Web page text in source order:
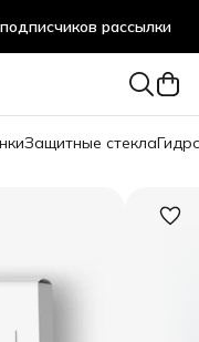
рассылки
Защитные стекла